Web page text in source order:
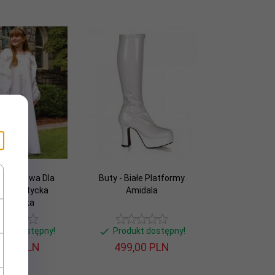
Dla
- Celtycka
dostępny!
PLN
Buty - Białe Platformy
Amidala
Produkt dostępny!
499,00 PLN